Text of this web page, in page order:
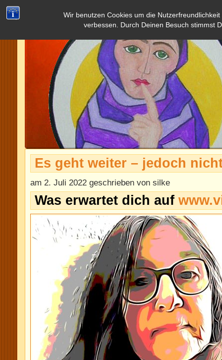
Wir benutzen Cookies um die
verbessen. Durch Deinen Besuch stimmst
Es geht weiter – jedoch
am 2. Juli 2022 geschrieben von silke
Was erwartet dich auf